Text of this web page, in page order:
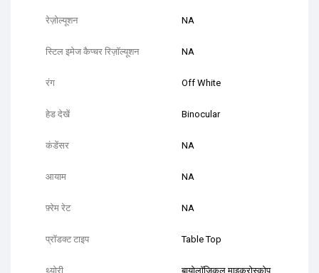
रेज़ोल्यूशन NA
स्टिल इमेज कैप्चर रिज़ॉल्यूशन NA
रंग Off White
हेड देखें Binocular
कंडेंसर NA
आयाम NA
फ़्रेम रेट NA
प्रॉडक्ट टाइप Table Top
थ्योरी बायोलॉजिकल माइक्रोस्कोप